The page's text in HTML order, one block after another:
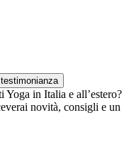
in Italia e all’estero?
novità, consigli e un